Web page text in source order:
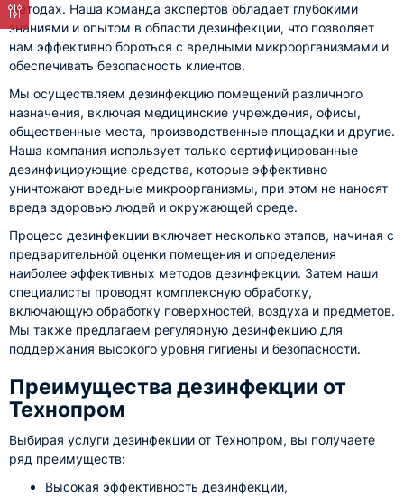
методах. Наша команда экспертов обладает глубокими
знаниями и опытом в области дезинфекции, что позволяет
нам эффективно бороться с вредными микроорганизмами и
обеспечивать безопасность клиентов.
Мы осуществляем дезинфекцию помещений различного
назначения, включая медицинские учреждения, офисы,
общественные места, производственные площадки и другие.
Наша компания использует только сертифицированные
дезинфицирующие средства, которые эффективно
уничтожают вредные микроорганизмы, при этом не наносят
вреда здоровью людей и окружающей среде.
Процесс дезинфекции включает несколько этапов, начиная с
предварительной оценки помещения и определения
наиболее эффективных методов дезинфекции. Затем наши
специалисты проводят комплексную обработку,
включающую обработку поверхностей, воздуха и предметов.
Мы также предлагаем регулярную дезинфекцию для
поддержания высокого уровня гигиены и безопасности.
Преимущества дезинфекции от
Технопром
Выбирая услуги дезинфекции от Технопром, вы получаете
ряд преимуществ:
Высокая эффективность дезинфекции,